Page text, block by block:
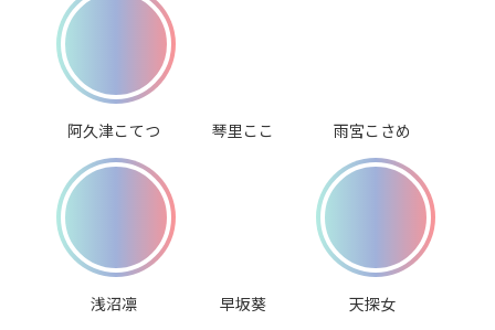
阿久津こてつ 琴里ここ 雨宮こさめ
浅沼凛 早坂葵 天探女